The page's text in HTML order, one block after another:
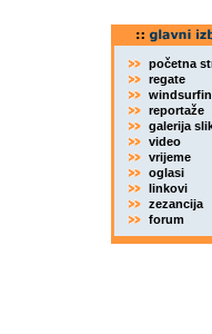
početna
regate
reportaže
galerija
video
vrijeme
oglasi
linkovi
zezancija
forum